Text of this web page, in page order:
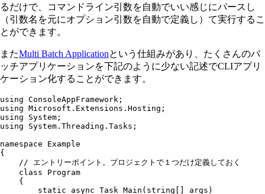
るだけで、コマンドライン引数を自動でいい感じにパースし
（引数名を元にオプション引数を自動で定義し）て実行するこ
とができます。
またMulti Batch Applicationという仕組みがあり、たくさんのバ
ッチアプリケーションを下記のように少ない記述でCLIアプリ
ケーション化することができます。
using ConsoleAppFramework ;
using Microsoft . Extensions . Hosting ;
using System ;
using System . Threading . Tasks ;
namespace Example
{
    // エントリーポイント。プロジェクトで１つだけ定義しておく
    class
Program
    {
        static
async Task Main ( string [] args)